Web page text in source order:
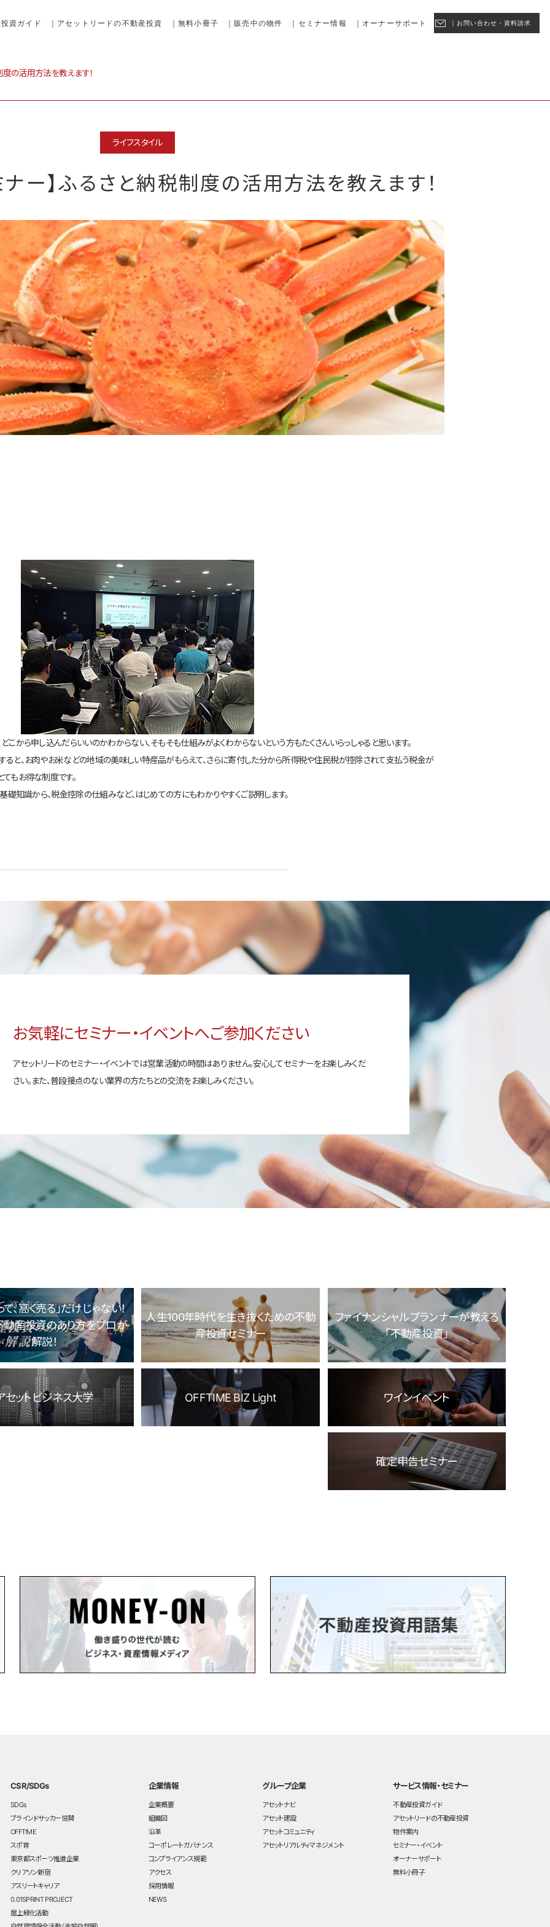
資ガイド ｜アセットリードの不動産投資 ｜無料小冊子 ｜販売中の物件 ｜セミナー情報 ｜オーナーサポート ｜お問い合わせ・資料請求
度の活用方法を教えます！
ライフスタイル
ナー】ふるさと納税制度の活用方法を教えます！
こから申し込んだらいいのかわからない、そもそも仕組みがよくわからないという方もたくさんいらっしゃると思います。
ると、お肉やお米などの地域の美味しい特産品がもらえて、さらに寄付した分から所得税や住民税が控除されて支払う税金が
もお得な制度です。
基礎知識から、税金控除の仕組みなど、はじめての方にもわかりやすくご説明します。
お気軽にセミナー・イベントへご参加ください
アセットリードのセミナー・イベントでは営業活動の時間はありません。安心してセミナーをお楽しみくだ
さい。また、普段接点のない業界の方たちとの交流をお楽しみください。
て、高く売る」だけじゃない！
動産投資のあり方をプロが
解説！
人生100年時代を生き抜くための不動
産投資セミナー
ファイナンシャルプランナーが教える
「不動産投資」
セットビジネス大学 OFFTIME BIZ Light ワインイベント
確定申告セミナー
CSR/SDGs
SDGs
ブラインドサッカー協賛
OFFT!ME
スポ育
東京都スポーツ推進企業
クリアソン新宿
アスリートキャリア
0.01SPRINT PROJECT
屋上緑化活動
企業情報
企業概要
組織図
沿革
コーポレートガバナンス
コンプライアンス規範
アクセス
採用情報
NEWS
グループ企業
アセットナビ
アセット建設
アセットコミュニティ
アセットリアルティマネジメント
サービス情報・セミナー
不動産投資ガイド
アセットリードの不動産投資
物件案内
セミナー・イベント
オーナーサポート
無料小冊子